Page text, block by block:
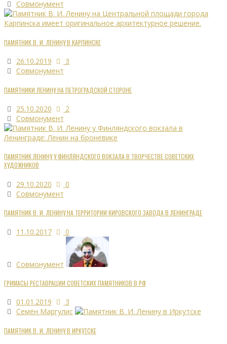
Совмонумент
ПАМЯТНИК В. И. ЛЕНИНУ В КАРПИНСКЕ
26.10.2019
3
Совмонумент
ПАМЯТНИКИ ЛЕНИНУ НА ПЕТРОГРАДСКОЙ СТОРОНЕ
25.10.2020
2
Совмонумент
ПАМЯТНИК ЛЕНИНУ У ФИНЛЯНДСКОГО ВОКЗАЛА В ТВОРЧЕСТВЕ СОВЕТСКИХ
ХУДОЖНИКОВ
29.10.2020
0
Совмонумент
ПАМЯТНИК В. И. ЛЕНИНУ НА ТЕРРИТОРИИ КИРОВСКОГО ЗАВОДА В ЛЕНИНГРАДЕ
11.10.2017 0
Совмонумент
ГРИМАСЫ РЕСТАВРАЦИИ СОВЕТСКИХ ПАМЯТНИКОВ В РФ
01.01.2019
3
Семён Маргулис
ПАМЯТНИК В. И. ЛЕНИНУ В ИРКУТСКЕ